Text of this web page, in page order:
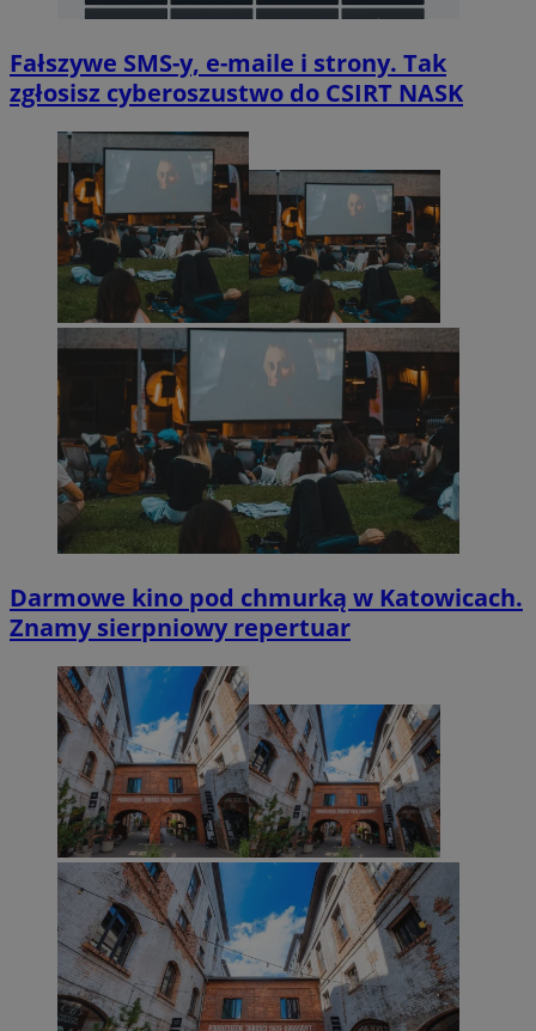
Fałszywe SMS-y, e-maile i strony. Tak
zgłosisz cyberoszustwo do CSIRT NASK
Darmowe kino pod chmurką w Katowicach.
Znamy sierpniowy repertuar